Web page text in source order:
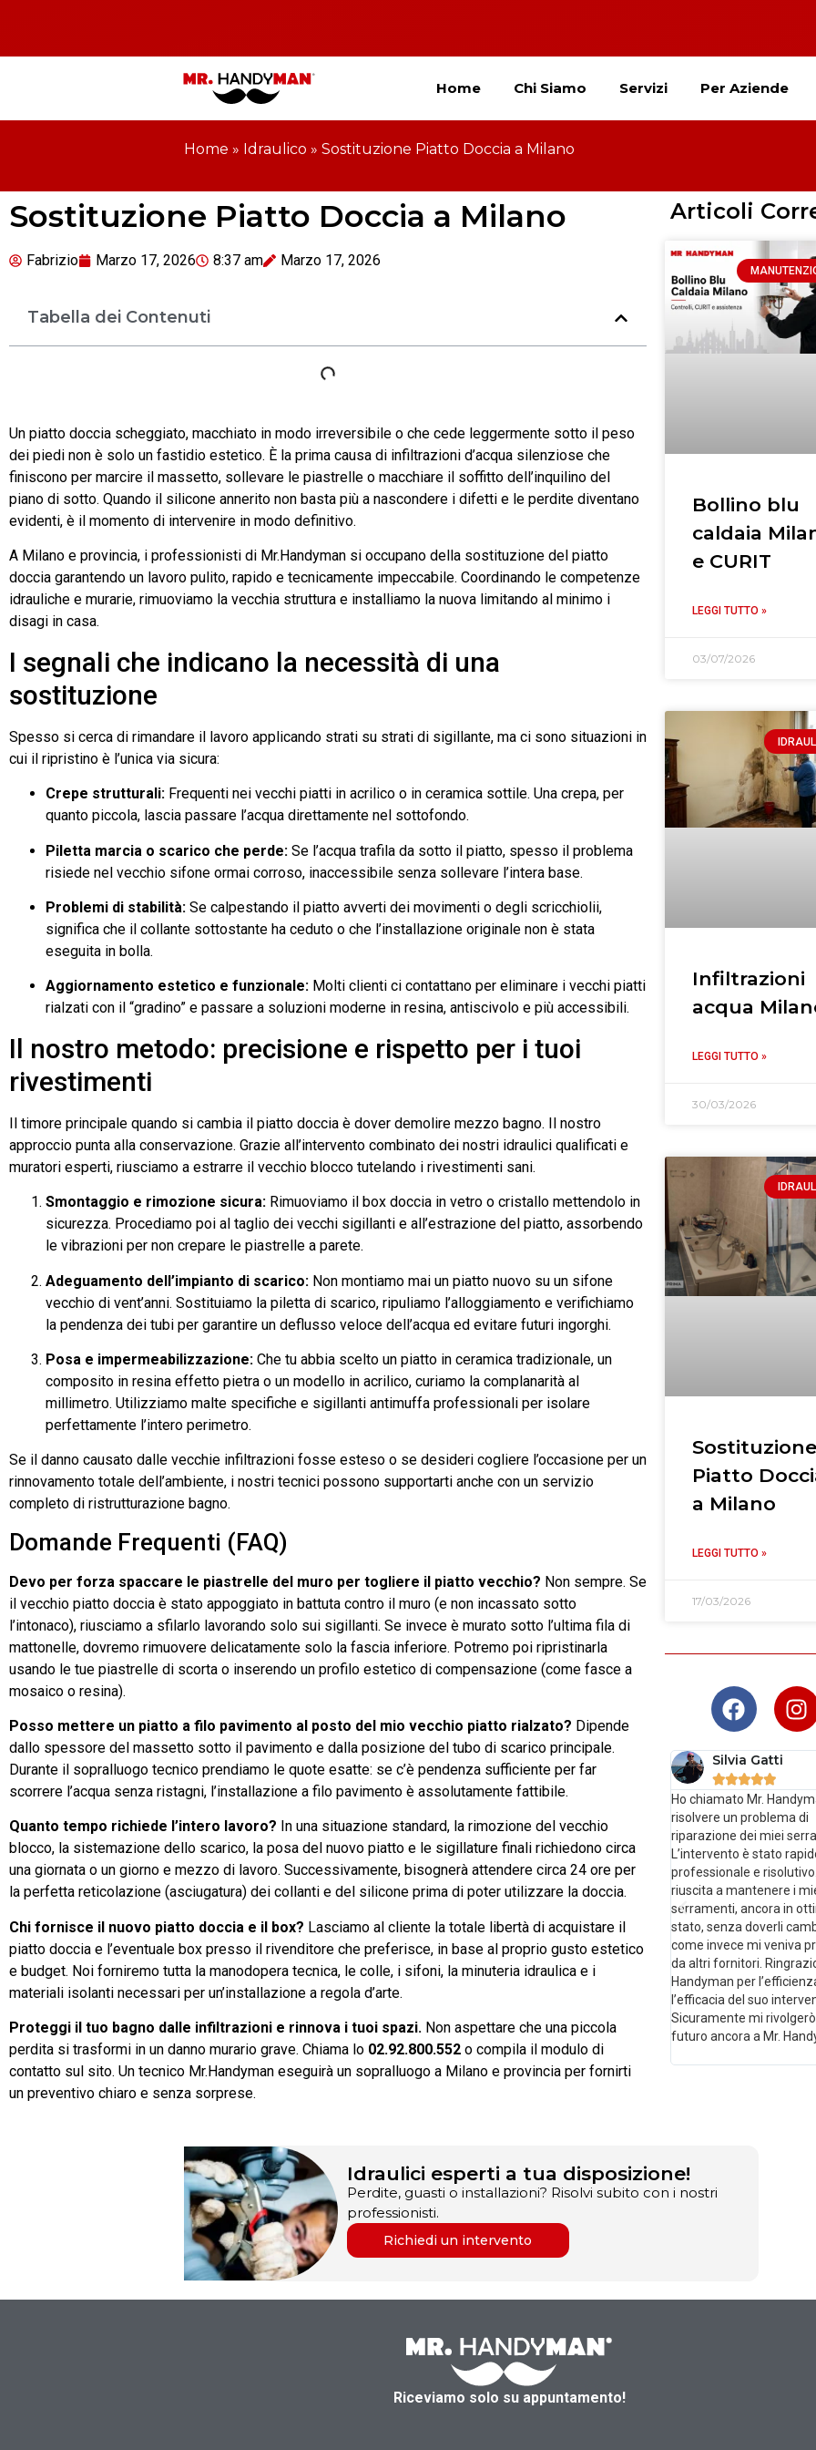
Home Chi Siamo Servizi Per Aziende
Home » Idraulico » Sostituzione Piatto Doccia a Milano
Sostituzione Piatto Doccia a Milano
Fabrizio Marzo 17, 2026 8:37 am Marzo 17, 2026
Tabella dei Contenuti
Un piatto doccia scheggiato, macchiato in modo irreversibile o che cede leggermente sotto il peso
dei piedi non è solo un fastidio estetico. È la prima causa di infiltrazioni d’acqua silenziose che
finiscono per marcire il massetto, sollevare le piastrelle o macchiare il soffitto dell’inquilino del
piano di sotto. Quando il silicone annerito non basta più a nascondere i difetti e le perdite diventano
evidenti, è il momento di intervenire in modo definitivo.
A Milano e provincia, i professionisti di Mr.Handyman si occupano della sostituzione del piatto
doccia garantendo un lavoro pulito, rapido e tecnicamente impeccabile. Coordinando le competenze
idrauliche e murarie, rimuoviamo la vecchia struttura e installiamo la nuova limitando al minimo i
disagi in casa.
I segnali che indicano la necessità di una
sostituzione
Spesso si cerca di rimandare il lavoro applicando strati su strati di sigillante, ma ci sono situazioni in
cui il ripristino è l’unica via sicura:
Crepe strutturali: Frequenti nei vecchi piatti in acrilico o in ceramica sottile. Una crepa, per
quanto piccola, lascia passare l’acqua direttamente nel sottofondo.
Piletta marcia o scarico che perde: Se l’acqua trafila da sotto il piatto, spesso il problema
risiede nel vecchio sifone ormai corroso, inaccessibile senza sollevare l’intera base.
Problemi di stabilità: Se calpestando il piatto avverti dei movimenti o degli scricchiolii,
significa che il collante sottostante ha ceduto o che l’installazione originale non è stata
eseguita in bolla.
Aggiornamento estetico e funzionale: Molti clienti ci contattano per eliminare i vecchi piatti
rialzati con il “gradino” e passare a soluzioni moderne in resina, antiscivolo e più accessibili.
Il nostro metodo: precisione e rispetto per i tuoi
rivestimenti
Il timore principale quando si cambia il piatto doccia è dover demolire mezzo bagno. Il nostro
approccio punta alla conservazione. Grazie all’intervento combinato dei nostri idraulici qualificati e
muratori esperti, riusciamo a estrarre il vecchio blocco tutelando i rivestimenti sani.
Smontaggio e rimozione sicura: Rimuoviamo il box doccia in vetro o cristallo mettendolo in
sicurezza. Procediamo poi al taglio dei vecchi sigillanti e all’estrazione del piatto, assorbendo
le vibrazioni per non crepare le piastrelle a parete.
Adeguamento dell’impianto di scarico: Non montiamo mai un piatto nuovo su un sifone
vecchio di vent’anni. Sostituiamo la piletta di scarico, ripuliamo l’alloggiamento e verifichiamo
la pendenza dei tubi per garantire un deflusso veloce dell’acqua ed evitare futuri ingorghi.
Posa e impermeabilizzazione: Che tu abbia scelto un piatto in ceramica tradizionale, un
composito in resina effetto pietra o un modello in acrilico, curiamo la complanarità al
millimetro. Utilizziamo malte specifiche e sigillanti antimuffa professionali per isolare
perfettamente l’intero perimetro.
Se il danno causato dalle vecchie infiltrazioni fosse esteso o se desideri cogliere l’occasione per un
rinnovamento totale dell’ambiente, i nostri tecnici possono supportarti anche con un servizio
completo di ristrutturazione bagno.
Domande Frequenti (FAQ)
Devo per forza spaccare le piastrelle del muro per togliere il piatto vecchio? Non sempre. Se
il vecchio piatto doccia è stato appoggiato in battuta contro il muro (e non incassato sotto
l’intonaco), riusciamo a sfilarlo lavorando solo sui sigillanti. Se invece è murato sotto l’ultima fila di
mattonelle, dovremo rimuovere delicatamente solo la fascia inferiore. Potremo poi ripristinarla
usando le tue piastrelle di scorta o inserendo un profilo estetico di compensazione (come fasce a
mosaico o resina).
Posso mettere un piatto a filo pavimento al posto del mio vecchio piatto rialzato? Dipende
dallo spessore del massetto sotto il pavimento e dalla posizione del tubo di scarico principale.
Durante il sopralluogo tecnico prendiamo le quote esatte: se c’è pendenza sufficiente per far
scorrere l’acqua senza ristagni, l’installazione a filo pavimento è assolutamente fattibile.
Quanto tempo richiede l’intero lavoro? In una situazione standard, la rimozione del vecchio
blocco, la sistemazione dello scarico, la posa del nuovo piatto e le sigillature finali richiedono circa
una giornata o un giorno e mezzo di lavoro. Successivamente, bisognerà attendere circa 24 ore per
la perfetta reticolazione (asciugatura) dei collanti e del silicone prima di poter utilizzare la doccia.
Chi fornisce il nuovo piatto doccia e il box? Lasciamo al cliente la totale libertà di acquistare il
piatto doccia e l’eventuale box presso il rivenditore che preferisce, in base al proprio gusto estetico
e budget. Noi forniremo tutta la manodopera tecnica, le colle, i sifoni, la minuteria idraulica e i
materiali isolanti necessari per un’installazione a regola d’arte.
Proteggi il tuo bagno dalle infiltrazioni e rinnova i tuoi spazi. Non aspettare che una piccola
perdita si trasformi in un danno murario grave. Chiama lo 02.92.800.552 o compila il modulo di
contatto sul sito. Un tecnico Mr.Handyman eseguirà un sopralluogo a Milano e provincia per fornirti
un preventivo chiaro e senza sorprese.
Articoli
Bollino blu
caldaia
e CURIT
LEGGI TUTTO »
03/07/2026
Infiltrazioni
acqua
LEGGI TUTTO »
30/03/2026
Sostituzione
Piatto
a Milano
LEGGI TUTTO »
17/03/2026
Silvia Gatti

Ho chiamato Mr.
risolvere un problema di
riparazione dei miei
L’intervento è stato
professionale e
riuscita a mantenere i
serramenti, ancora in
stato, senza doverli
come invece mi veniva
da altri fornitori.
Handyman per
l’efficacia del suo
Sicuramente mi
futuro ancora a Mr.
Idraulici esperti a tua disposizione!
Perdite, guasti o installazioni? Risolvi subito con i nostri
professionisti.
Richiedi un intervento
Riceviamo solo su appuntamento!